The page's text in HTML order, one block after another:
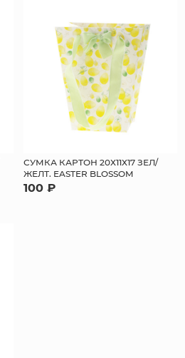
СУМКА КАРТОН 20Х11Х17 ЗЕЛ/
ЖЕЛТ. EASTER BLOSSOM
100 ₽